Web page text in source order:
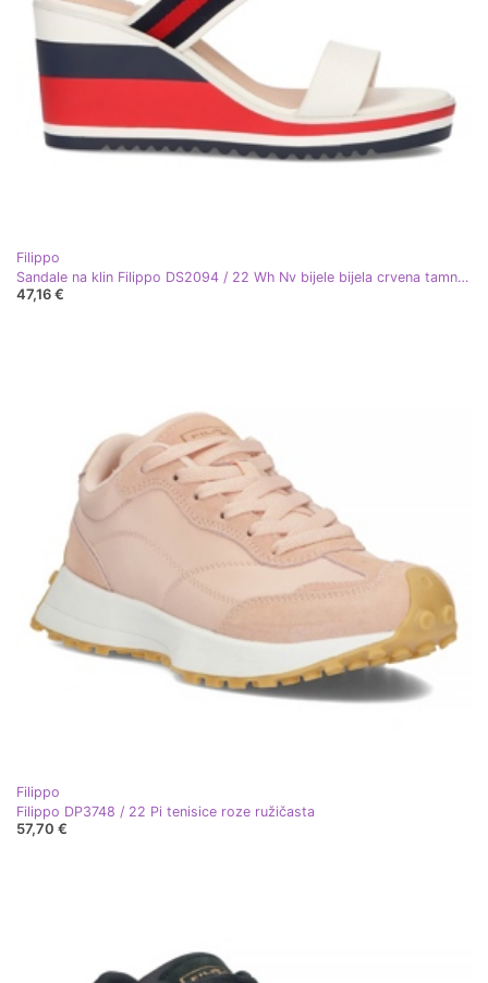
Filippo
Sandale na klin Filippo DS2094 / 22 Wh Nv bijele bijela crvena tamnoplava
47,16 €
Filippo
Filippo DP3748 / 22 Pi tenisice roze ružičasta
57,70 €